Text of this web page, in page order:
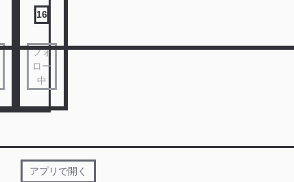
16
フォ
ロー
中
アプリで開く